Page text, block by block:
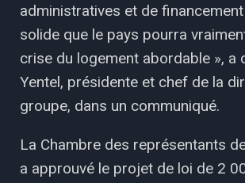
administratives et de
solide que le pays pourra
crise du logement abordable », a
Yentel, présidente et chef de la
groupe, dans un communiqué.
La Chambre des représentants
a approuvé le projet de loi de 2